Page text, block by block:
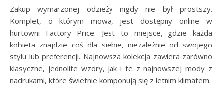
Zakup wymarzonej odzieży nigdy nie był prostszy.
Komplet, o którym mowa, jest dostępny online w
hurtowni Factory Price. Jest to miejsce, gdzie każda
kobieta znajdzie coś dla siebie, niezależnie od swojego
stylu lub preferencji. Najnowsza kolekcja zawiera zarówno
klasyczne, jednolite wzory, jak i te z najnowszej mody z
nadrukami, które świetnie komponują się z letnim klimatem.